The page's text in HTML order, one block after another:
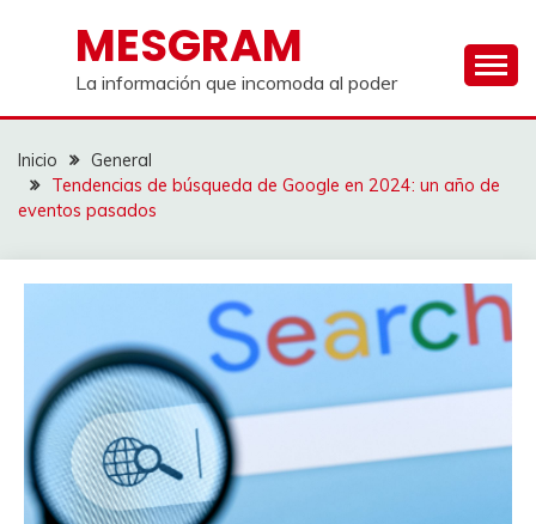
contenidoMESGRAM
La información que incomoda al poder
Inicio
General
Tendencias de búsqueda de Google en 2024: un año de
eventos pasados